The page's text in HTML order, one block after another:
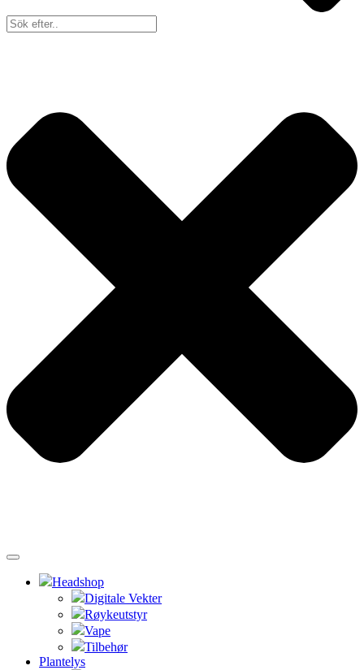
Headshop
Digitale Vekter
Røykeutstyr
Vape
Tilbehør
Plantelys